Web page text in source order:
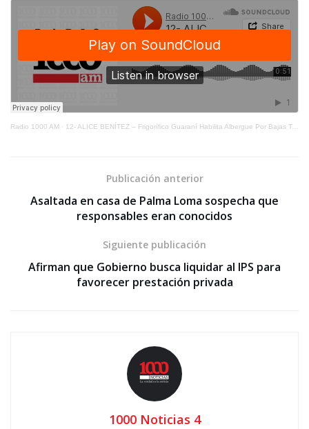
Radio 1000 AM · 12- ALICE BENÍTEZ – Frigorífico Guaraní Habilita Albergue Por Bajas Temperaturas
Publicación anterior
Asaltada en casa de Palma Loma sospecha que
responsables eran conocidos
Siguiente publicación
Afirman que Gobierno busca liquidar al IPS para
favorecer prestación privada
1000 Noticias 4